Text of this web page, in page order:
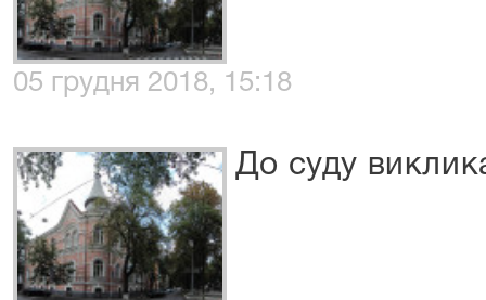
05 грудня 2018, 15:18
До суду